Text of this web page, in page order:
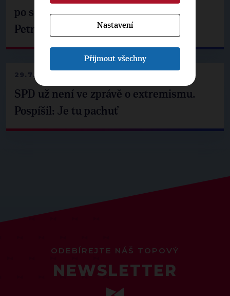
po setkání s prezidentem republiky
Petrem Pavlem
29.7.2026
SPD už není ve zprávě o extremismu.
Pospíšil: Je tu pachuť
ODEBÍREJTE NÁŠ TOPOVÝ
NEWSLETTER
Nastavení
Přijmout všechny